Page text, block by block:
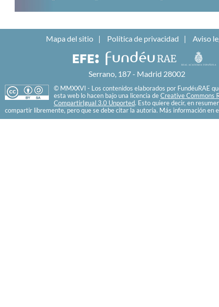
Mapa del sitio Política de privacidad Aviso
Serrano, 187 - Madrid 28002
© MMXXVI - Los contenidos elaborados por FundéuRAE
esta web lo hacen bajo una licencia de Creative Commons
CompartirIgual 3.0 Unported. Esto quiere decir, en
compartir libremente, pero que se debe citar la autoría. Más información en